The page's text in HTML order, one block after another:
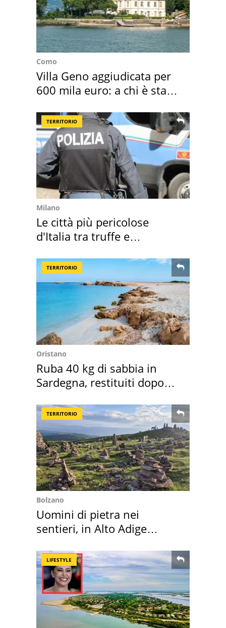
Como
Villa Geno aggiudicata per
600 mila euro: a chi è stata
TERRITORIO
Milano
Le città più pericolose
d'Italia tra truffe e
TERRITORIO
Oristano
Ruba 40 kg di sabbia in
Sardegna, restituiti dopo
TERRITORIO
Bolzano
Uomini di pietra nei
sentieri, in Alto Adige
LIFESTYLE